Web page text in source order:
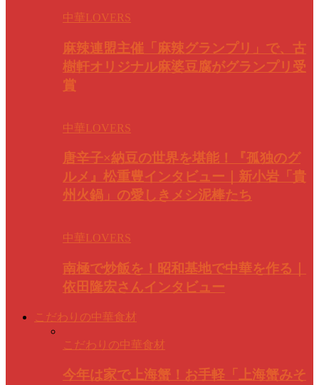
中華LOVERS
麻辣連盟主催「麻辣グランプリ」で、古
樹軒オリジナル麻婆豆腐がグランプリ受
賞
中華LOVERS
唐辛子×納豆の世界を堪能！『孤独のグ
ルメ』松重豊インタビュー｜新小岩「貴
州火鍋」の愛しきメシ泥棒たち
中華LOVERS
南極で炒飯を！昭和基地で中華を作る｜
依田隆宏さんインタビュー
こだわりの中華食材
こだわりの中華食材
今年は家で上海蟹！お手軽「上海蟹みそ